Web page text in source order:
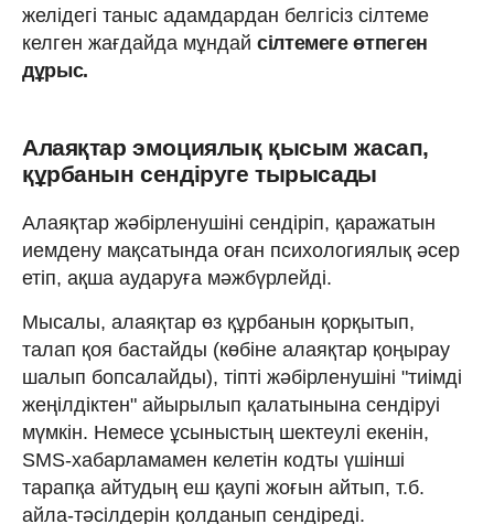
желідегі таныс адамдардан белгісіз сілтеме
келген жағдайда мұндай сілтемеге өтпеген
дұрыс.
Алаяқтар эмоциялық қысым жасап,
құрбанын сендіруге тырысады
Алаяқтар жәбірленушіні сендіріп, қаражатын
иемдену мақсатында оған психологиялық әсер
етіп, ақша аударуға мәжбүрлейді.
Мысалы, алаяқтар өз құрбанын қорқытып,
талап қоя бастайды (көбіне алаяқтар қоңырау
шалып бопсалайды), тіпті жәбірленушіні "тиімді
жеңілдіктен" айырылып қалатынына сендіруі
мүмкін. Немесе ұсыныстың шектеулі екенін,
SMS-хабарламамен келетін кодты үшінші
тарапқа айтудың еш қаупі жоғын айтып, т.б.
айла-тәсілдерін қолданып сендіреді.